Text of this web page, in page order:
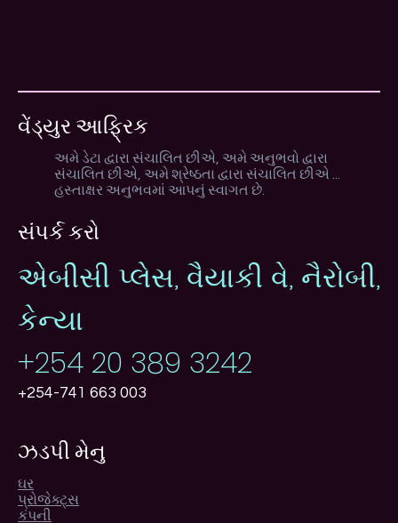
વેંડ્યુર આફ્રિક
અમે ડેટા દ્વારા સંચાલિત છીએ, અમે અનુભવો દ્વારા
સંચાલિત છીએ, અમે શ્રેષ્ઠતા દ્વારા સંચાલિત છીએ ...
હસ્તાક્ષર અનુભવમાં આપનું સ્વાગત છે.
સંપર્ક કરો
એબીસી પ્લેસ, વૈયાકી વે, નૈરોબી,
કેન્યા
+254 20 389 3242
+254-741 663 003
ઝડપી મેનુ
ઘર
પ્રોજેક્ટ્સ
કંપની